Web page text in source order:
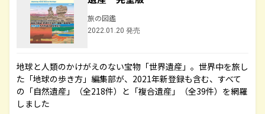
旅の図鑑
2022.01.20 発売
地球と人類のかけがえのない宝物「世界遺産」。世界中を旅し
た「地球の歩き方」編集部が、2021年新登録も含む、すべて
の「自然遺産」（全218件）と「複合遺産」（全39件）を網羅
しました